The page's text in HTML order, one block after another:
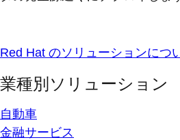
Red Hat のソリューションにつ
業種別ソリューション
自動車
金融サービス